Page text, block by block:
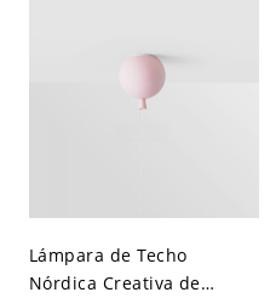
Lámpara de Techo
Nórdica Creativa de